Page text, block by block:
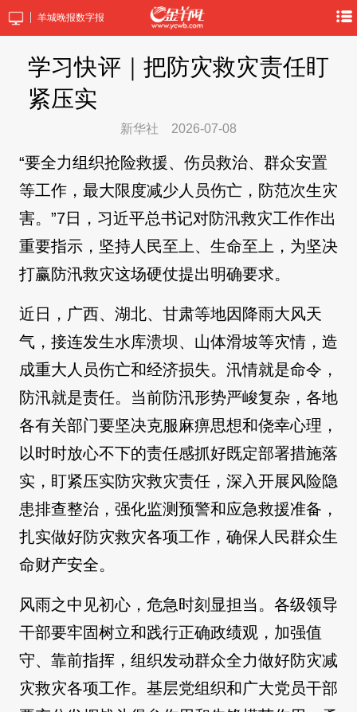
羊城晚报数字报
学习快评｜把防灾救灾责任盯
紧压实
新华社 2026-07-08
“要全力组织抢险救援、伤员救治、群众安置
等工作，最大限度减少人员伤亡，防范次生灾
害。”7日，习近平总书记对防汛救灾工作作出
重要指示，坚持人民至上、生命至上，为坚决
打赢防汛救灾这场硬仗提出明确要求。
近日，广西、湖北、甘肃等地因降雨大风天
气，接连发生水库溃坝、山体滑坡等灾情，造
成重大人员伤亡和经济损失。汛情就是命令，
防汛就是责任。当前防汛形势严峻复杂，各地
各有关部门要坚决克服麻痹思想和侥幸心理，
以时时放心不下的责任感抓好既定部署措施落
实，盯紧压实防灾救灾责任，深入开展风险隐
患排查整治，强化监测预警和应急救援准备，
扎实做好防灾救灾各项工作，确保人民群众生
命财产安全。
风雨之中见初心，危急时刻显担当。各级领导
干部要牢固树立和践行正确政绩观，加强值
守、靠前指挥，组织发动群众全力做好防灾减
灾救灾各项工作。基层党组织和广大党员干部